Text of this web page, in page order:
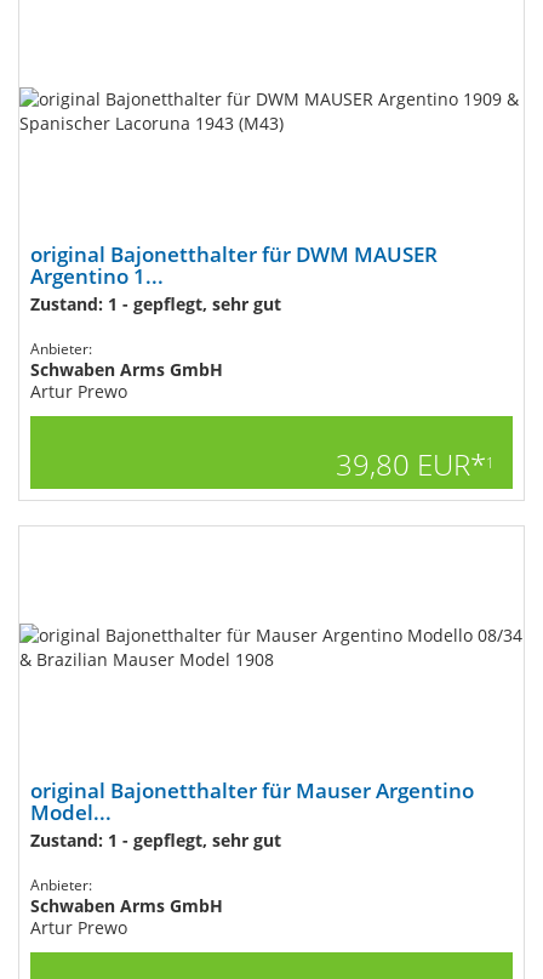
original Bajonetthalter für DWM MAUSER
Argentino 1...
Zustand: 1 - gepflegt, sehr gut
Anbieter:
Schwaben Arms GmbH
Artur Prewo
39,80 EUR*1
original Bajonetthalter für Mauser Argentino
Model...
Zustand: 1 - gepflegt, sehr gut
Anbieter:
Schwaben Arms GmbH
Artur Prewo